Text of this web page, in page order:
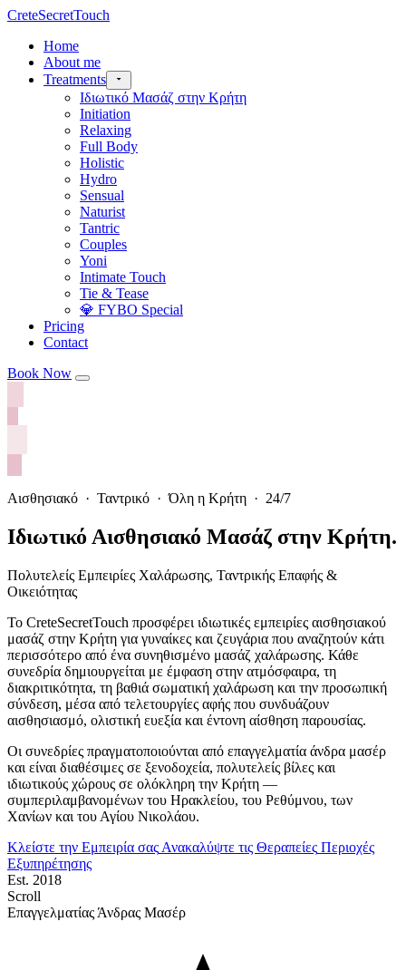
CreteSecretTouch
Home
About me
Treatments
Ιδιωτικό Μασάζ στην Κρήτη
Initiation
Relaxing
Full Body
Holistic
Hydro
Sensual
Naturist
Tantric
Couples
Yoni
Intimate Touch
Tie & Tease
💎 FYBO Special
Pricing
Contact
Book Now
Αισθησιακό · Ταντρικό · Όλη η Κρήτη · 24/7
Ιδιωτικό Αισθησιακό Μασάζ στην Κρήτη.
Πολυτελείς Εμπειρίες Χαλάρωσης, Ταντρικής Επαφής &
Οικειότητας
Το CreteSecretTouch προσφέρει ιδιωτικές εμπειρίες αισθησιακού
μασάζ στην Κρήτη για γυναίκες και ζευγάρια που αναζητούν κάτι
περισσότερο από ένα συνηθισμένο μασάζ χαλάρωσης. Κάθε
συνεδρία δημιουργείται με έμφαση στην ατμόσφαιρα, τη
διακριτικότητα, τη βαθιά σωματική χαλάρωση και την προσωπική
σύνδεση, μέσα από τελετουργίες αφής που συνδυάζουν
αισθησιασμό, ολιστική ευεξία και έντονη αίσθηση παρουσίας.
Οι συνεδρίες πραγματοποιούνται από επαγγελματία άνδρα μασέρ
και είναι διαθέσιμες σε ξενοδοχεία, πολυτελείς βίλες και
ιδιωτικούς χώρους σε ολόκληρη την Κρήτη —
συμπεριλαμβανομένων του Ηρακλείου, του Ρεθύμνου, των
Χανίων και του Αγίου Νικολάου.
Κλείστε την Εμπειρία σας Ανακαλύψτε τις Θεραπείες Περιοχές
Εξυπηρέτησης
Est. 2018
Scroll
Επαγγελματίας Άνδρας Μασέρ